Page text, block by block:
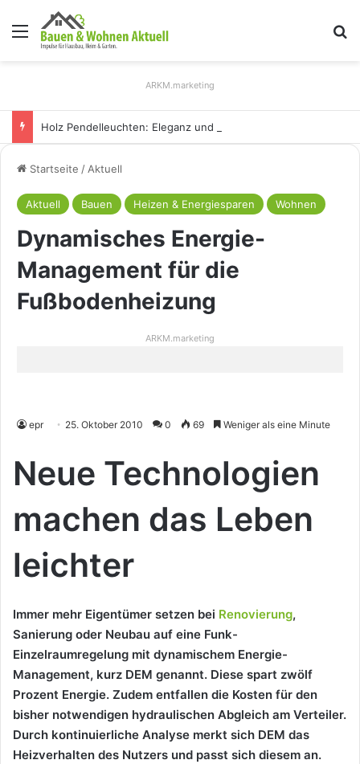
Menü
ARKM.marketing
Startseite / Aktuell
Aktuell Bauen Heizen & Energiesparen Wohnen
Dynamisches Energie-
Management für die
Fußbodenheizung
ARKM.marketing
epr 25. Oktober 2010 0 69 Weniger als eine Minute
Neue Technologien
machen das Leben
leichter
Immer mehr Eigentümer setzen bei Renovierung,
Sanierung oder Neubau auf eine Funk-
Einzelraumregelung mit dynamischem Energie-
Management, kurz DEM genannt. Diese spart zwölf
Prozent Energie. Zudem entfallen die Kosten für den
bisher notwendigen hydraulischen Abgleich am Verteiler.
Durch kontinuierliche Analyse merkt sich DEM das
Heizverhalten des Nutzers und passt sich diesem an.